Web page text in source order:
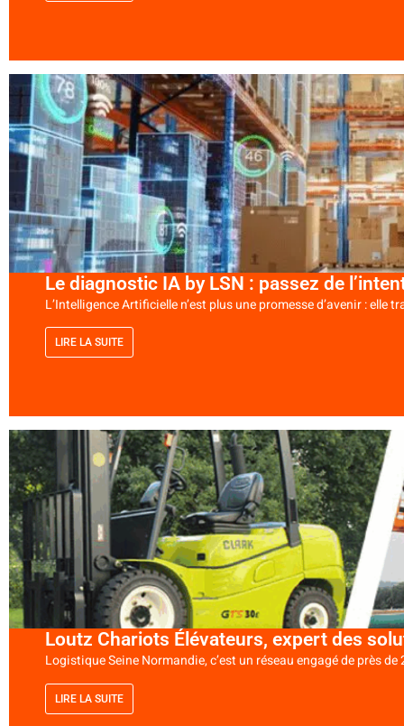
Le diagnostic IA by LSN : passez de
L’Intelligence Artificielle n’est plus une promesse d’avenir :
LIRE LA SUITE
Loutz Chariots Élévateurs, expert des
Logistique Seine Normandie, c’est un réseau engagé de près
LIRE LA SUITE